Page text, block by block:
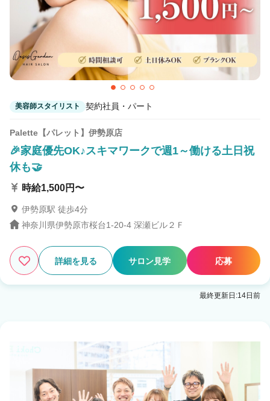
美容師スタイリスト 契約社員・パート
Palette【パレット】伊勢原店
🎉家庭優先OK♪スキマワークで週1～働ける土日祝
休も🤝
時給1,500円〜
伊勢原駅 徒歩4分
神奈川県伊勢原市桜台1-20-4 深瀬ビル２Ｆ
詳細を見る サロン見学 応募
最終更新日:14日前